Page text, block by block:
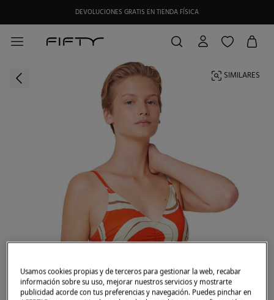
SIMILARES
Usamos cookies propias y de terceros para gestionar la web, recabar
información sobre su uso, mejorar nuestros servicios y mostrarte
publicidad acorde con tus preferencias y navegación. Puedes pinchar en